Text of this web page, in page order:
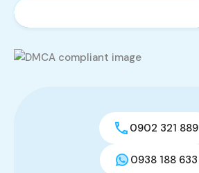
0902 321 889
0938 188 633